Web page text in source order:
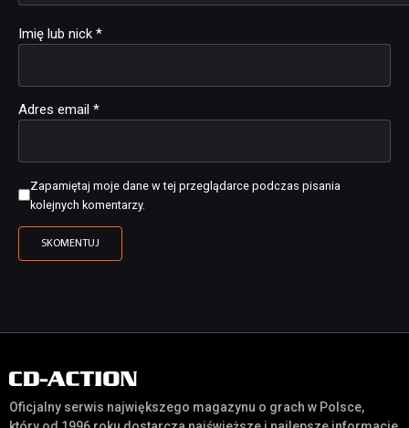
Imię lub nick *
Adres email *
Zapamiętaj moje dane w tej przeglądarce podczas pisania
kolejnych komentarzy.
Oficjalny serwis największego magazynu o grach w Polsce,